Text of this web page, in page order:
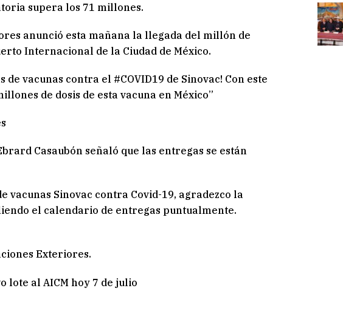
supera los 71 millones.
anunció esta mañana la llegada del millón de
Internacional de la Ciudad de México.
de vacunas contra el #COVID19 de Sinovac! Con este
de dosis de esta vacuna en México”
Casaubón señaló que las entregas se están
vacunas Sinovac contra Covid-19, agradezco la
el calendario de entregas puntualmente.
Exteriores.